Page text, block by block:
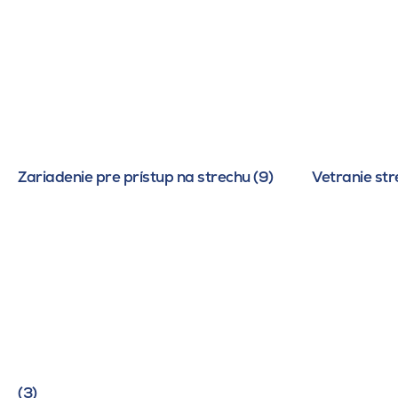
Zariadenie pre prístup na strechu (9) Vetranie
(3)